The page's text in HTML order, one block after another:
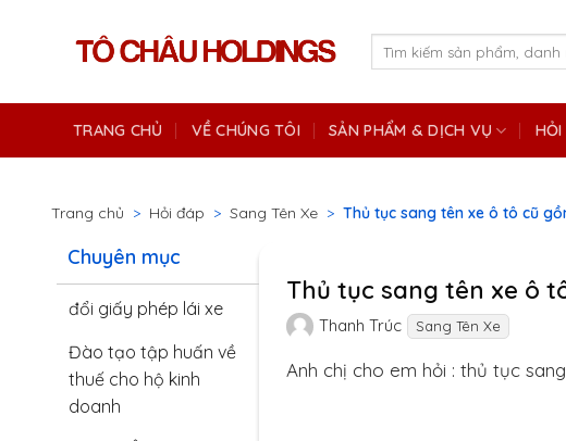
TRANG CHỦ VỀ CHÚNG TÔI SẢN PHẨM & DỊCH VỤ HỎI
Trang chủ > Hỏi đáp > Sang Tên Xe > Thủ tục sang tên xe ô tô cũ
Chuyên mục
đổi giấy phép lái xe
Đào tạo tập huấn về
thuế cho hộ kinh
doanh
Thủ tục sang tên xe ô
Thanh Trúc Sang Tên Xe
Anh chị cho em hỏi : thủ tục